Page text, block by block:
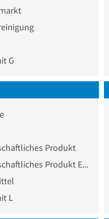
G
Produkt
Landwirtschaftliches Produkt Ex- und Import
L